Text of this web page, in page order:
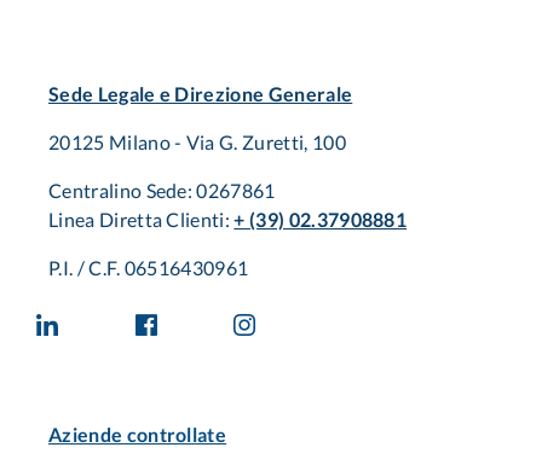
Sede Legale e Direzione Generale
20125 Milano - Via G. Zuretti, 100
Centralino Sede: 0267861
Linea Diretta Clienti:+ (39) 02.37908881
P.I. / C.F. 06516430961
Aziende controllate